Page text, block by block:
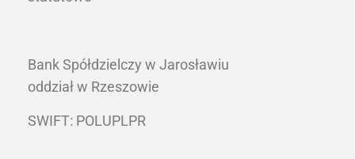
Bank Spółdzielczy w Jarosławiu
oddział w Rzeszowie
SWIFT: POLUPLPR